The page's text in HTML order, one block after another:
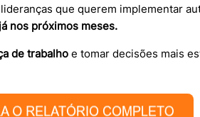
que querem implementar
nos próximos meses.
de trabalho e tomar decisões mais